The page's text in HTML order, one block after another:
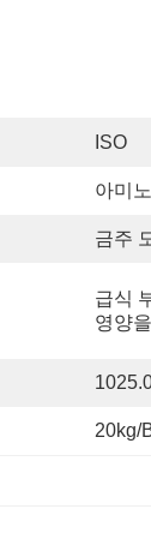
ISO
아미
금주
급식
영양
20kg/